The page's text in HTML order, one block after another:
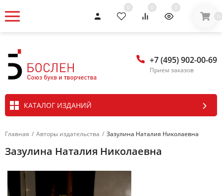
0 0
0
0
+7 (495) 902-00-69
Прием заказов
КАТАЛОГ ИЗДАНИЙ
Главная / Авторы издательства / Зазулина Наталия Николаевна
Зазулина Наталия Николаевна